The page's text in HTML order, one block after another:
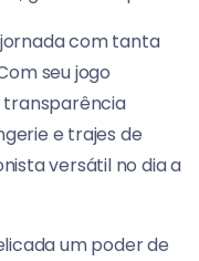
com tanta
seu jogo
e trajes de
versátil no dia a
um poder de